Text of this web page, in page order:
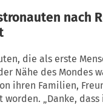
nach
die als erste
Nähe des Mondes
ihren Familien,
worden. „Danke, dass